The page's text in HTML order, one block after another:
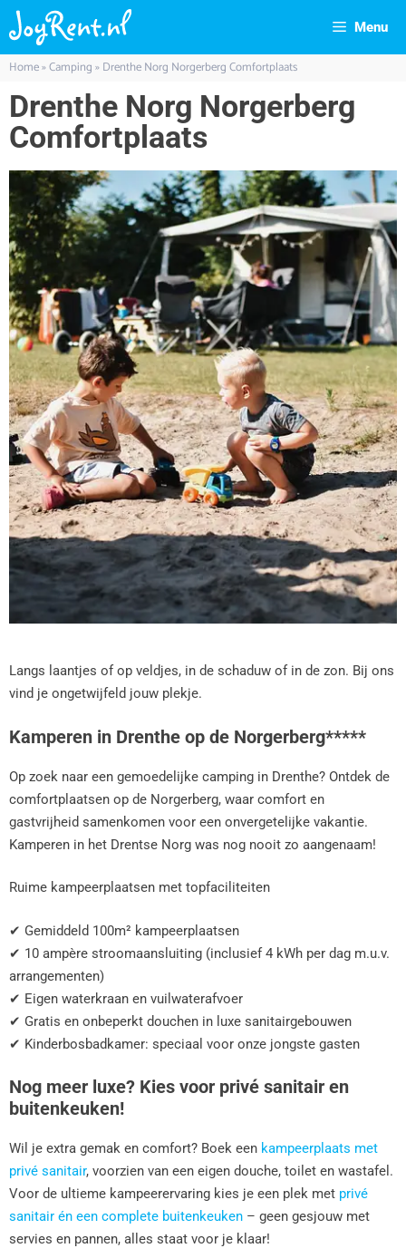
Menu
Home»Camping»Drenthe Norg Norgerberg Comfortplaats
Drenthe Norg Norgerberg
Comfortplaats
Langs laantjes of op veldjes, in de schaduw of in de zon. Bij ons
vind je ongetwijfeld jouw plekje.
Kamperen in Drenthe op de Norgerberg*****
Op zoek naar een gemoedelijke camping in Drenthe? Ontdek de
comfortplaatsen op de Norgerberg, waar comfort en
gastvrijheid samenkomen voor een onvergetelijke vakantie.
Kamperen in het Drentse Norg was nog nooit zo aangenaam!
Ruime kampeerplaatsen met topfaciliteiten
✔ Gemiddeld 100m² kampeerplaatsen
✔ 10 ampère stroomaansluiting (inclusief 4 kWh per dag m.u.v.
arrangementen)
✔ Eigen waterkraan en vuilwaterafvoer
✔ Gratis en onbeperkt douchen in luxe sanitairgebouwen
✔ Kinderbosbadkamer: speciaal voor onze jongste gasten
Nog meer luxe? Kies voor privé sanitair en
buitenkeuken!
Wil je extra gemak en comfort? Boek een kampeerplaats met
privé sanitair, voorzien van een eigen douche, toilet en wastafel.
Voor de ultieme kampeerervaring kies je een plek met privé
sanitair én een complete buitenkeuken – geen gesjouw met
servies en pannen, alles staat voor je klaar!